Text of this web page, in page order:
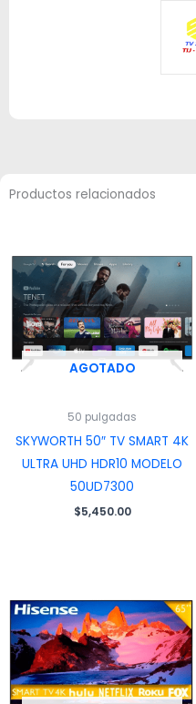
Productos relacionados
AGOTADO
50 pulgadas
SKYWORTH 50″ TV SMART 4K
ULTRA UHD HDR10 MODELO
50UD7300
$5,450.00